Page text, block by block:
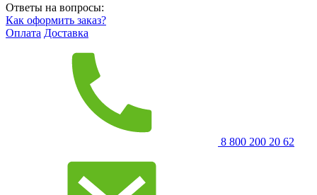
Ответы на вопросы:
Как оформить заказ?
Оплата Доставка
8 800 200 20 62